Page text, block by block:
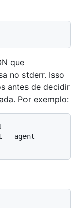
que
no stderr. Isso
antes de decidir
Por exemplo:
--agent